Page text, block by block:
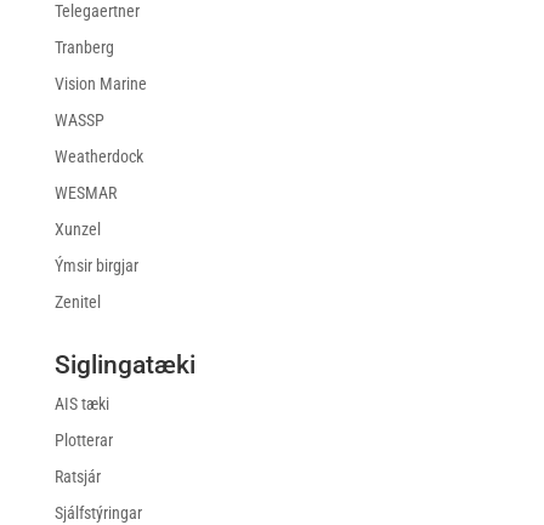
Telegaertner
Tranberg
Vision Marine
WASSP
Weatherdock
WESMAR
Xunzel
Ýmsir birgjar
Zenitel
Siglingatæki
AIS tæki
Plotterar
Ratsjár
Sjálfstýringar